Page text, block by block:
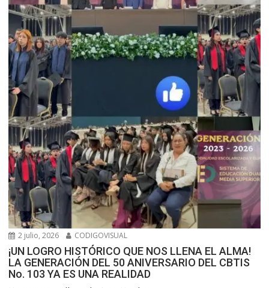
2 julio, 2026 CODIGOVISUAL
¡UN LOGRO HISTÓRICO QUE NOS LLENA EL ALMA!
LA GENERACIÓN DEL 50 ANIVERSARIO DEL CBTIS
No. 103 YA ES UNA REALIDAD